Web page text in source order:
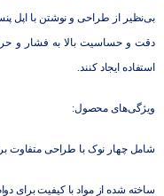
بی‌نظیر از طراحی و نوشتن با اپل
دقت و حساسیت بالا به فشار و
استفاده ایجاد کنند.
ویژگی‌های محصول:
شامل چهار نوک با طراحی متفاوت
ساخته شده از مواد با کیفیت برای